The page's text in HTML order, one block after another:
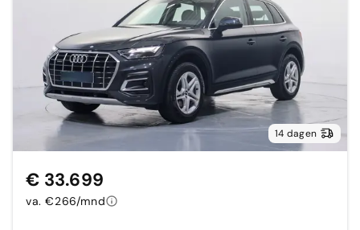
14 dagen
€ 33.699
va. €266/mnd